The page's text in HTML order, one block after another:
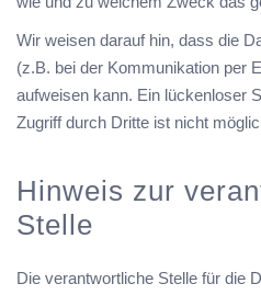
Wir weisen darauf hin, dass die
(z.B. bei der Kommunikation per
aufweisen kann. Ein lückenloser
Zugriff durch Dritte ist nicht
Hinweis zur
Stelle
Die verantwortliche Stelle für die